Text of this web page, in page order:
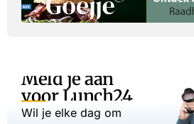
Meld je aan
voor Lunch24
Wil je elke dag om